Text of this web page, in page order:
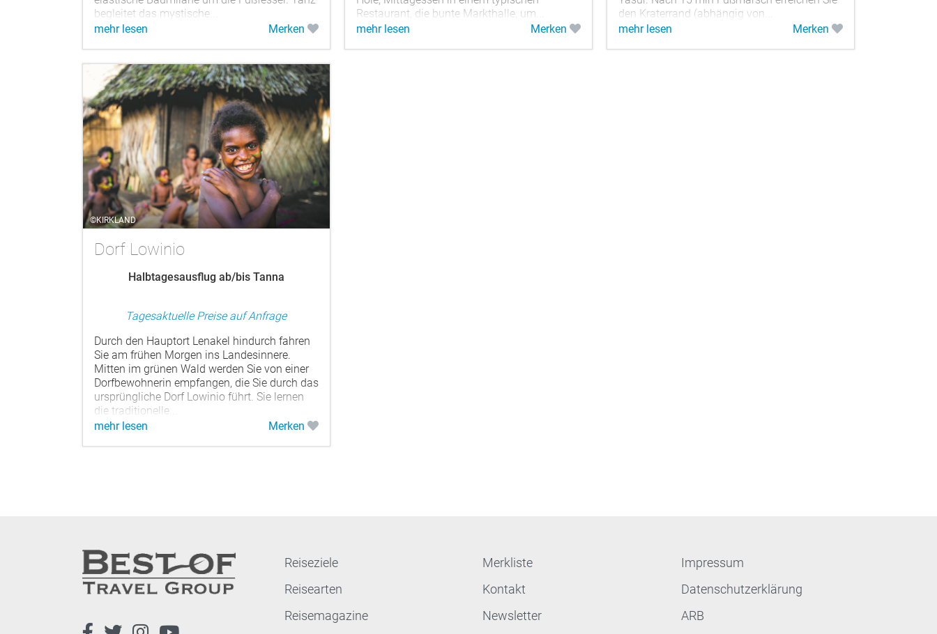
begleitet das mystische...
mehr lesen
Merken
Restaurant, die bunte Markthalle, um...
mehr lesen
Merken
den Kraterrand (abhängig von...
mehr lesen
Merken
©KIRKLAND
Dorf Lowinio
Halbtagesausflug ab/bis Tanna
Tagesaktuelle Preise auf Anfrage
Durch den Hauptort Lenakel hindurch fahren
Sie am frühen Morgen ins Landesinnere.
Mitten im grünen Wald werden Sie von einer
Dorfbewohnerin empfangen, die Sie durch das
ursprüngliche Dorf Lowinio führt. Sie lernen
die traditionelle...
mehr lesen
Merken
Reiseziele
Reisearten
Reisemagazine
Merkliste
Kontakt
Newsletter
Impressum
Datenschutzerklärung
ARB